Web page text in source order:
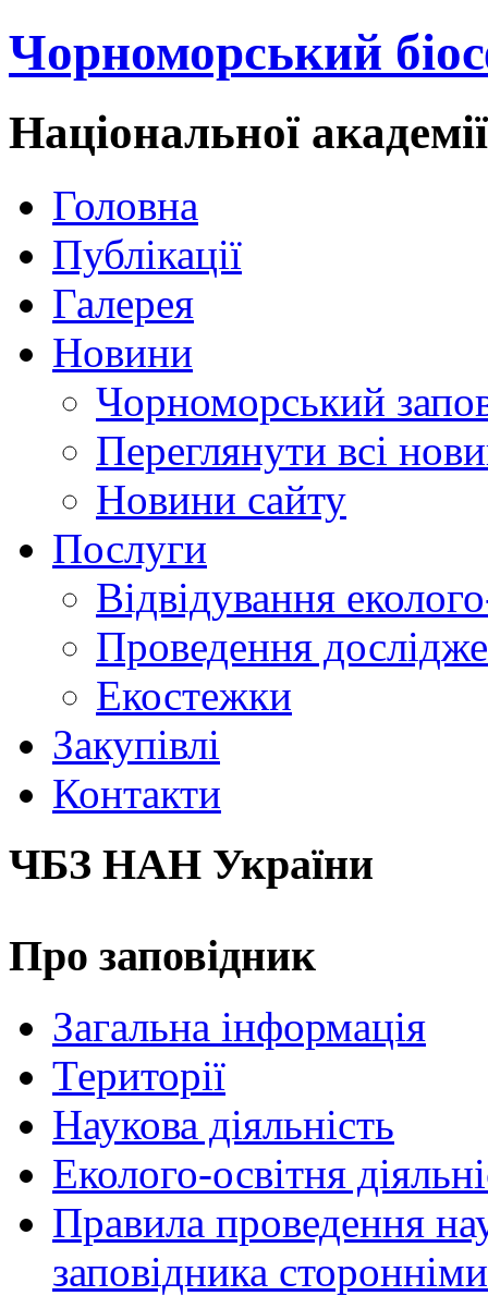
Чорноморський
Національної
Головна
Публікації
Галерея
Новини
Чорноморський
Переглянути всі
Новини сайту
Послуги
Відвідування
Проведення
Екостежки
Закупівлі
Контакти
ЧБЗ НАН України
Про заповідник
Загальна інформація
Території
Наукова діяльність
Еколого-освітня
Правила проведення
заповідника